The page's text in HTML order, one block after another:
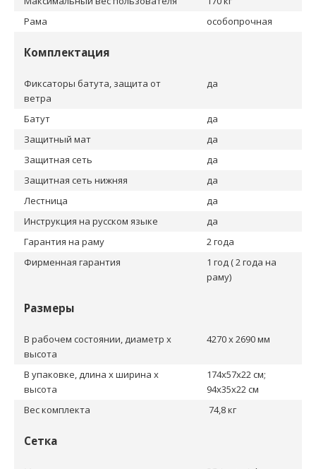
Рама
особопрочная
Комплектация
Фиксаторы батута, защита от
ветра
да
Батут
да
Защитный мат
да
Защитная сеть
да
Защитная сеть нижняя
да
Лестница
да
Инструкция на русском языке
да
Гарантия на раму
2 года
Фирменная гарантия
1 год ( 2 года на
раму)
Размеры
В рабочем состоянии, диаметр х
высота
4270 х 2690 мм
В упаковке, длина х ширина х
высота
174x57x22 см;
94x35x22 см
Вес комплекта
74,8 кг
Сетка